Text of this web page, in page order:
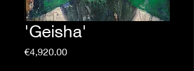
'Geisha'
€4,920.00価